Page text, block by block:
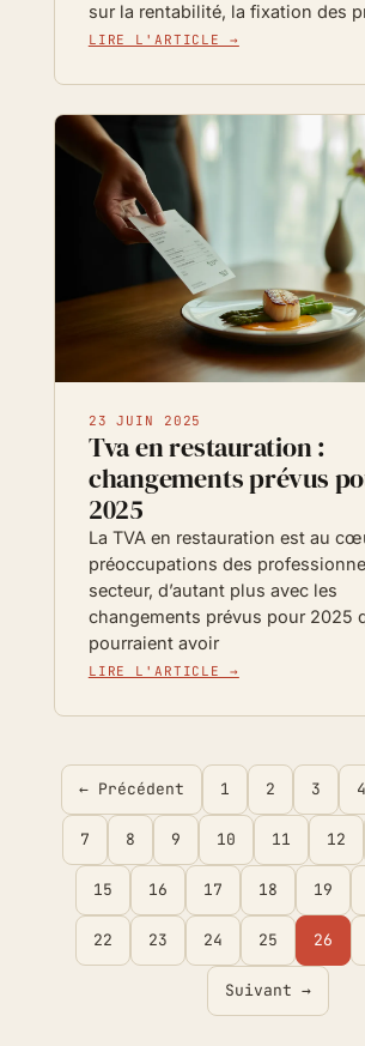
sur la rentabilité, la fixation des
LIRE L'ARTICLE →
23 JUIN 2025
Tva en restauration :
changements prévus
2025
La TVA en restauration est au
préoccupations des
secteur, d’autant plus avec les
changements prévus pour 2025
pourraient avoir
LIRE L'ARTICLE →
← Précédent 1 2 3 4
7 8 9 10 11 12
15 16 17 18 19
22 23 24 25 26
Suivant →